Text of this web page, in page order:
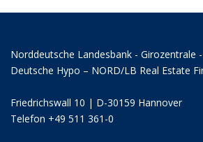
Norddeutsche Landesbank - Girozentrale -
Deutsche Hypo – NORD/LB Real Estate
Friedrichswall 10 | D-30159 Hannover
Telefon +49 511 361-0